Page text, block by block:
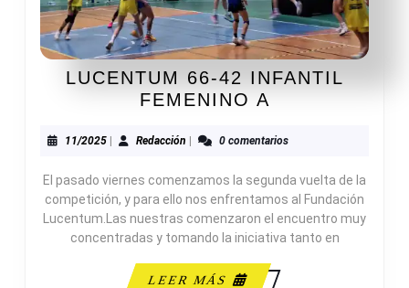
LUCENTUM 66-42 INFANTIL
FEMENINO A
42
FEMENINO
A
11/202511/2025
| RedacciónRedacción
| 0 comentarios
El pasado viernes comenzamos la segunda vuelta de la
competición, y para ello nos enfrentamos al Fundación
Lucentum.Las nuestras comenzaron el encuentro muy
concentradas y tomando la iniciativa tanto en
LEER MÁS
LEER